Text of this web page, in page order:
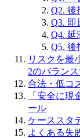
Q2. 後
Q3. 即
Q4. 延
Q5. 後
リスクを最
2のバランス
合法・低コ
「安全に
ール
ケーススタ
よくある失